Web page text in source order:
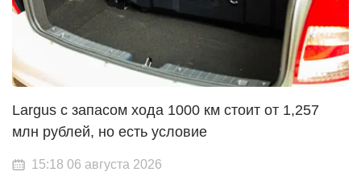
Largus с запасом хода 1000 км стоит от 1,257
млн рублей, но есть условие
15:18 06 августа 2026